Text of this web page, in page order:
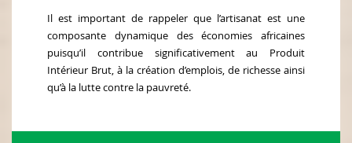
Il est important de rappeler que l’artisanat est une
composante dynamique des économies africaines
puisqu’il contribue significativement au Produit
Intérieur Brut, à la création d’emplois, de richesse ainsi
qu’à la lutte contre la pauvreté.